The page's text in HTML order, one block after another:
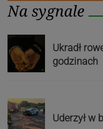
Na sygnale
Ukradł
godzinach
Uderzył w